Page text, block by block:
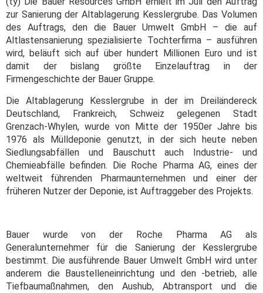
zur Sanierung der Altablagerung Kesslergrube. Das Volumen
des Auftrags, den die Bauer Umwelt GmbH – die auf
Altlastensanierung spezialisierte Tochterfirma – ausführen
wird, beläuft sich auf über hundert Millionen Euro und ist
damit der bislang größte Einzelauftrag in der
Firmengeschichte der Bauer Gruppe.
Die Altablagerung Kesslergrube in der im Dreiländereck
Deutschland, Frankreich, Schweiz gelegenen Stadt
Grenzach-Whylen, wurde von Mitte der 1950er Jahre bis
1976 als Mülldeponie genutzt, in der sich heute neben
Siedlungsabfällen und Bauschutt auch Industrie- und
Chemieabfälle befinden. Die Roche Pharma AG, eines der
weltweit führenden Pharmaunternehmen und einer der
früheren Nutzer der Deponie, ist Auftraggeber des Projekts.
Bauer wurde von der Roche Pharma AG als
Generalunternehmer für die Sanierung der Kesslergrube
bestimmt. Die ausführende Bauer Umwelt GmbH wird unter
anderem die Baustelleneinrichtung und den -betrieb, alle
Tiefbaumaßnahmen, den Aushub, Abtransport und die